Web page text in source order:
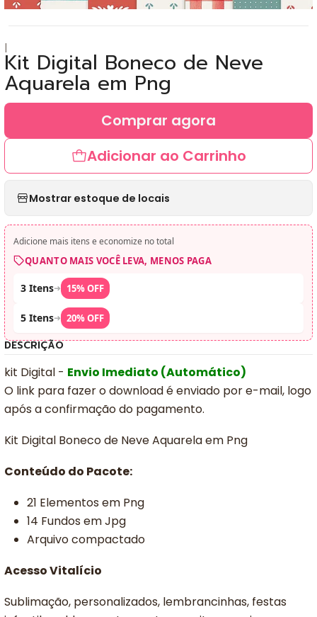
Kit Digital Boneco de Neve
Aquarela em Png
Adicionar ao Carrinho
Comprar agora
Mostrar estoque de locais
Adicione mais itens e economize no total
QUANTO MAIS VOCÊ LEVA, MENOS PAGA
3 Itens➜ 15% OFF
5 Itens➜ 20% OFF
DESCRIÇÃO
kit Digital - Envio Imediato (Automático)
O link para fazer o download é enviado por e-mail, logo
após a confirmação do pagamento.
Kit Digital Boneco de Neve Aquarela em Png
Conteúdo do Pacote:
21 Elementos em Png
14 Fundos em Jpg
Arquivo compactado
Acesso Vitalício
Sublimação, personalizados, lembrancinhas, festas